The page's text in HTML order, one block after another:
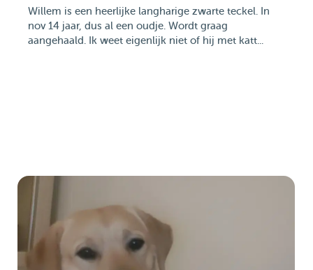
Willem is een heerlijke langharige zwarte teckel. In
nov 14 jaar, dus al een oudje. Wordt graag
aangehaald. Ik weet eigenlijk niet of hij met katt...